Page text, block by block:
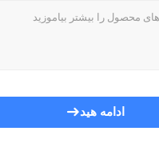
پالت
فشاری به عقب
ادامه هید